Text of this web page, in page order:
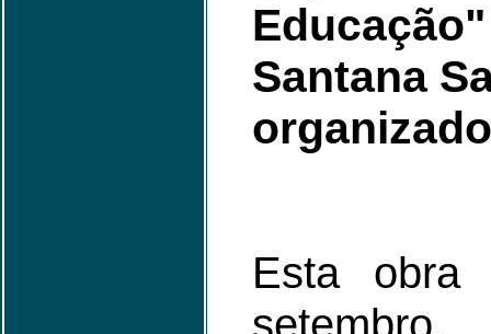
Santana
Esta obra